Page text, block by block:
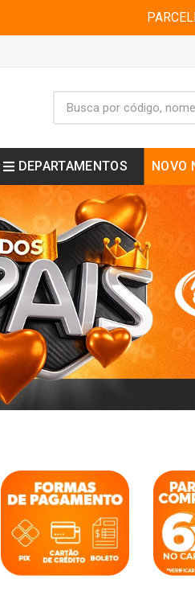
DEPARTAMENTOS NOVO